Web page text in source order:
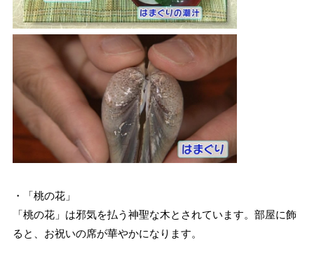
・「桃の花」
「桃の花」は邪気を払う神聖な木とされています。部屋に飾
ると、お祝いの席が華やかになります。